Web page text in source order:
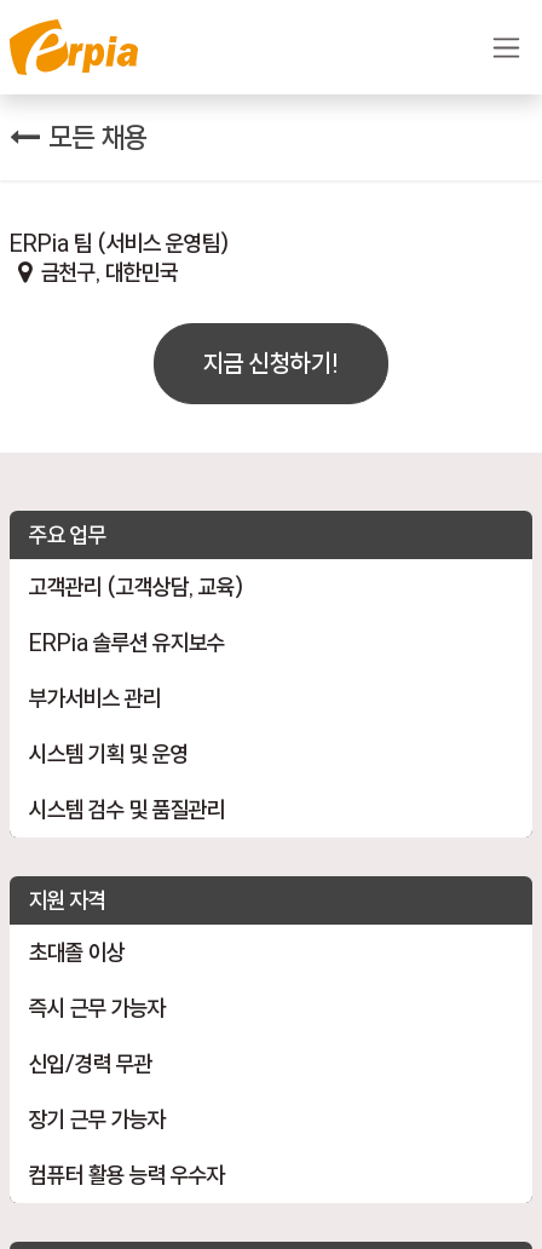
콘텐츠로 건너뛰기
모든 채용
ERPia 팀 (서비스 운영팀)
금천구, 대한민국
지금 신청하기!
주요 업무
고객관리 (고객상담, 교육)
ERPia 솔루션 유지보수
부가서비스 관리
시스템 기획 및 운영
시스템 검수 및 품질관리
지원 자격
초대졸 이상
즉시 근무 가능자
신입/경력 무관
장기 근무 가능자
컴퓨터 활용 능력 우수자